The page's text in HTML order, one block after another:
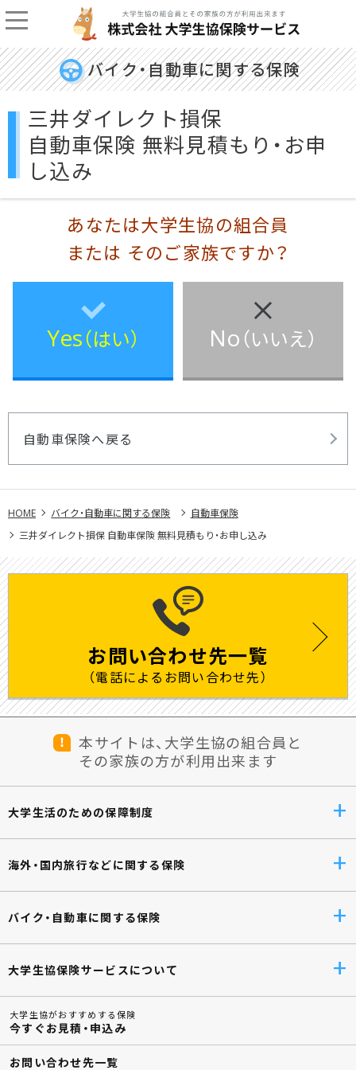
バイク・自動車に関する保険
三井ダイレクト損保
自動車保険 無料見積もり・お申
し込み
あなたは大学生協の組合員
または そのご家族ですか？
Yes（はい） No（いいえ）
自動車保険へ戻る
HOME バイク・自動車に関する保険
自動車保険
三井ダイレクト損保 自動車保険 無料見積もり・お申し込み
お問い合わせ先一覧
（電話によるお問い合わせ先）
本サイトは、大学生協の組合員と
その家族の方が利用出来ます
大学生活のための保障制度
海外・国内旅行などに関する保険
バイク・自動車に関する保険
大学生協保険サービスについて
大学生協がおすすめする保険
今すぐお見積・申込み
お問い合わせ先一覧